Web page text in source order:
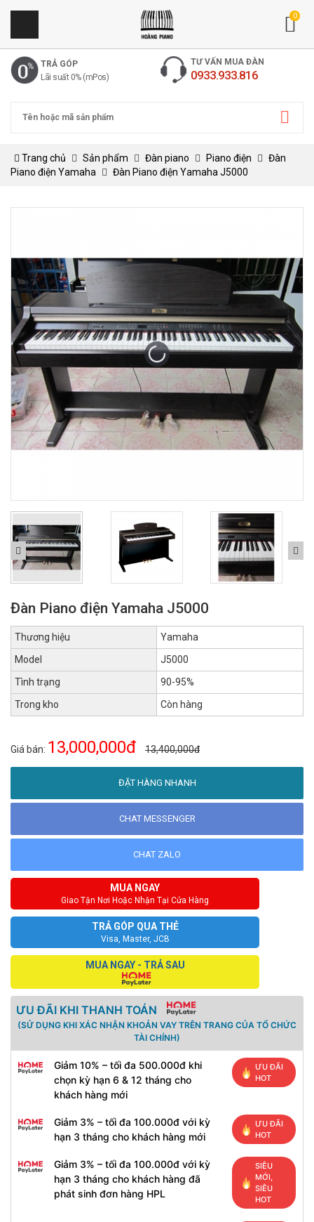
0
TRẢ GÓP
Lãi suất 0% (mPos)
TƯ VẤN MUA ĐÀN
0933.933.816
Trang chủ Sản phẩm Đàn piano Piano điện
Đàn
Piano điện Yamaha
Đàn Piano điện Yamaha J5000
Đàn Piano điện Yamaha J5000
Thương hiệu
Yamaha
Model
J5000
Tình trạng
90-95%
Trong kho
Còn hàng
Giá bán: 13,000,000đ 13,400,000đ
ĐẶT HÀNG NHANH
CHAT MESSENGER
CHAT ZALO
MUA NGAY
Giao Tận Nơi Hoặc Nhận Tại Cửa Hàng
TRẢ GÓP QUA THẺ
Visa, Master, JCB
MUA NGAY - TRẢ SAU
ƯU ĐÃI KHI THANH TOÁN
(SỬ DỤNG KHI XÁC NHẬN KHOẢN VAY TRÊN TRANG CỦA TỔ CHỨC
TÀI CHÍNH)
Giảm 10% – tối đa 500.000đ khi
chọn kỳ hạn 6 & 12 tháng cho
khách hàng mới
ƯU ĐÃI
HOT
Giảm 3% – tối đa 100.000đ với kỳ
hạn 3 tháng cho khách hàng mới
ƯU ĐÃI
HOT
Giảm 3% – tối đa 100.000đ với kỳ
hạn 3 tháng cho khách hàng đã
phát sinh đơn hàng HPL
SIÊU
MỚI,
SIÊU
HOT